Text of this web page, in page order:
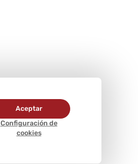
Configuración de
cookies
Aceptar